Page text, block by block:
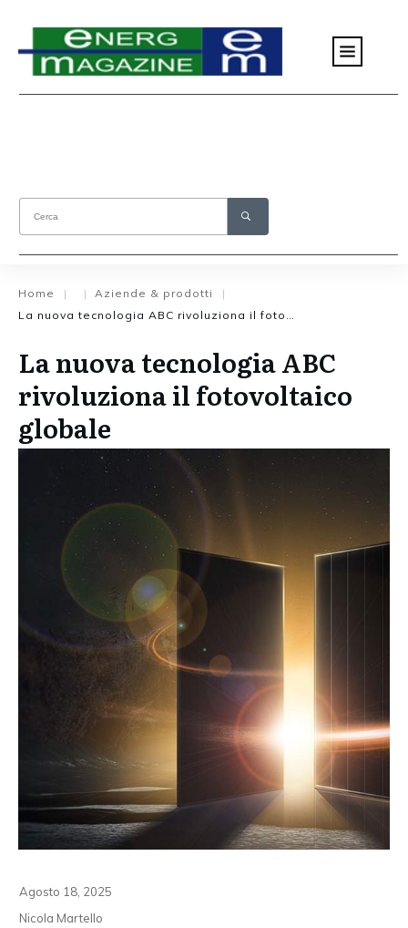
Home | | Aziende & prodotti
|
La nuova tecnologia ABC
rivoluziona il fotovoltaico
globale
Agosto 18, 2025
Nicola Martello